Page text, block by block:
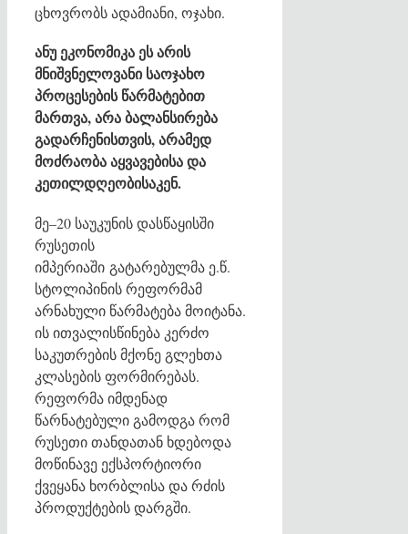
ცხოვრობს ადამიანი, ოჯახი.
ანუ ეკონომიკა ეს არის
მნიშვნელოვანი საოჯახო
პროცესების წარმატებით
მართვა, არა ბალანსირება
გადარჩენისთვის, არამედ
მოძრაობა აყვავებისა და
კეთილდღეობისაკენ.
მე–20 საუკუნის დასწაყისში
რუსეთის
იმპერიაში გატარებულმა ე.წ.
სტოლიპინის რეფორმამ
არნახული წარმატება მოიტანა.
ის ითვალისწინება კერძო
საკუთრების მქონე გლეხთა
კლასების ფორმირებას.
რეფორმა იმდენად
წარნატებული გამოდგა რომ
რუსეთი თანდათან ხდებოდა
მოწინავე ექსპორტიორი
ქვეყანა ხორბლისა და რძის
პროდუქტების დარგში.